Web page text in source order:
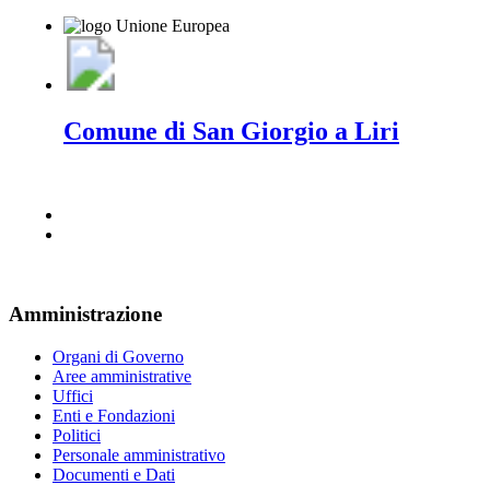
Comune di San Giorgio a Liri
Amministrazione
Organi di Governo
Aree amministrative
Uffici
Enti e Fondazioni
Politici
Personale amministrativo
Documenti e Dati